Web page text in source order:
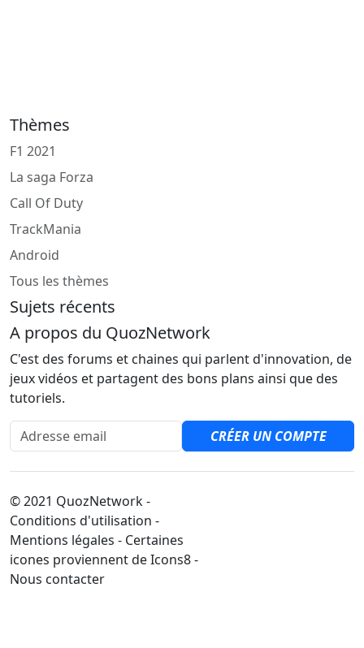
Thèmes
F1 2021
La saga Forza
Call Of Duty
TrackMania
Android
Tous les thèmes
Sujets récents
A propos du QuozNetwork
C'est des forums et chaines qui parlent d'innovation, de
jeux vidéos et partagent des bons plans ainsi que des
tutoriels.
Adresse email
CRÉER UN COMPTE
© 2021 QuozNetwork -
Conditions d'utilisation -
Mentions légales - Certaines
icones proviennent de Icons8 -
Nous contacter